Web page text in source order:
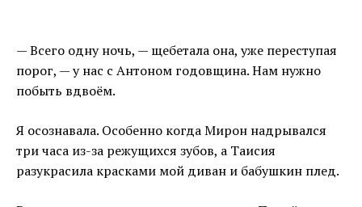
— Всего одну ночь, — щебетала она, уже переступая
порог, — у нас с Антоном годовщина. Нам нужно
побыть вдвоём.
Я осознавала. Особенно когда Мирон надрывался
три часа из-за режущихся зубов, а Таисия
разукрасила красками мой диван и бабушкин плед.